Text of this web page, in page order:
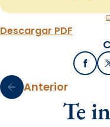
Descargar PDF
Anterior
Te